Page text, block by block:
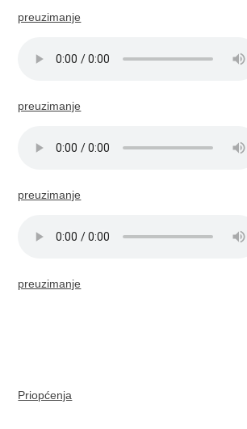
preuzimanje
preuzimanje
preuzimanje
preuzimanje
Priopćenja